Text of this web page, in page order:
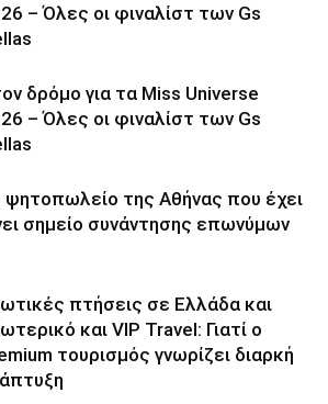
– Όλες οι φιναλίστ των Gs
δρόμο για τα Miss Universe
– Όλες οι φιναλίστ των Gs
ψητοπωλείο της Αθήνας που έχει
σημείο συνάντησης επωνύμων
πτήσεις σε Ελλάδα και
και VIP Travel: Γιατί ο
τουρισμός γνωρίζει διαρκή